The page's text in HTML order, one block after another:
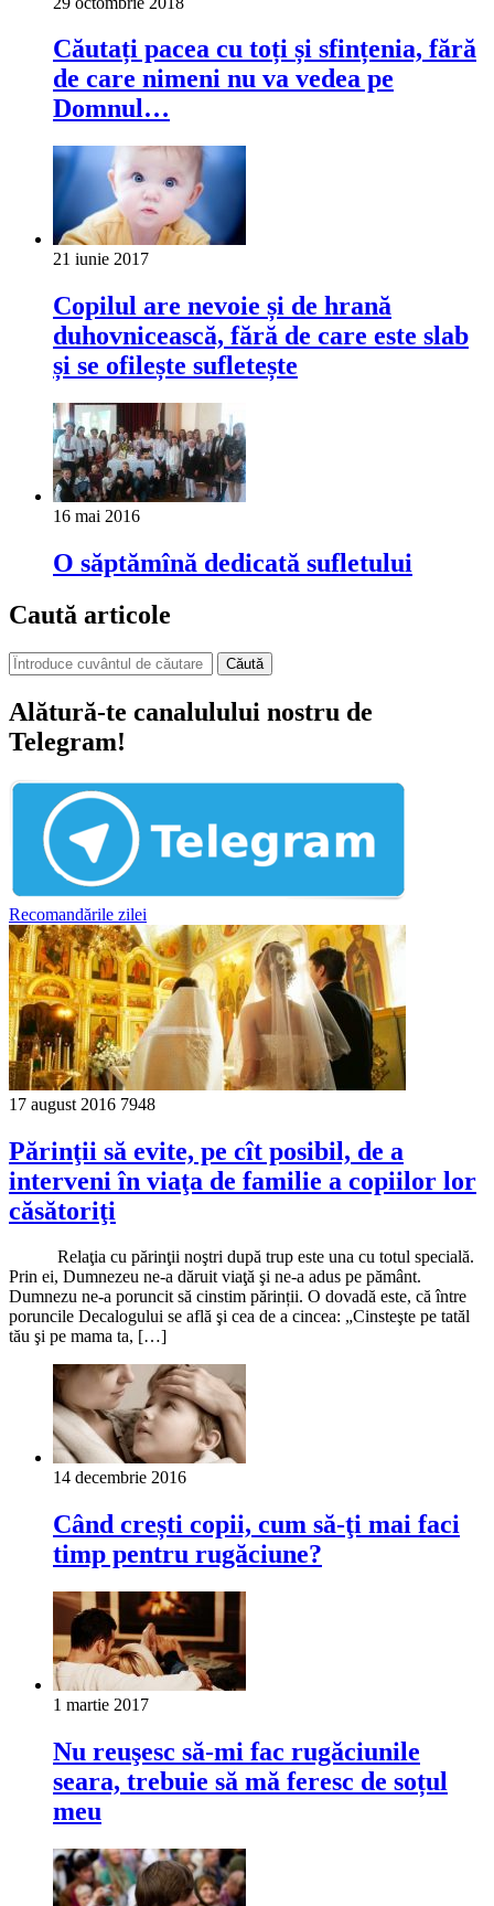
Căutați pacea cu toți și sfințenia, fără
de care nimeni nu va vedea pe
Domnul…
21 iunie 2017
Copilul are nevoie și de hrană
duhovnicească, fără de care este slab
și se ofilește sufletește
16 mai 2016
O săptămînă dedicată sufletului
Caută articole
Căută
Alătură-te canalulului nostru de
Telegram!
Recomandările zilei
17 august 2016 7948
Părinţii să evite, pe cît posibil, de a
interveni în viaţa de familie a copiilor lor
căsătoriţi
Relaţia cu părinţii noştri după trup este una cu totul specială.
Prin ei, Dumnezeu ne-a dăruit viaţă şi ne-a adus pe pământ.
Dumnezu ne-a poruncit să cinstim părinții. O dovadă este, că între
poruncile Decalogului se află şi cea de a cincea: „Cinsteşte pe tatăl
tău şi pe mama ta, […]
14 decembrie 2016
Când crești copii, cum să-ţi mai faci
timp pentru rugăciune?
1 martie 2017
Nu reuşesc să-mi fac rugăciunile
seara, trebuie să mă feresc de soțul
meu